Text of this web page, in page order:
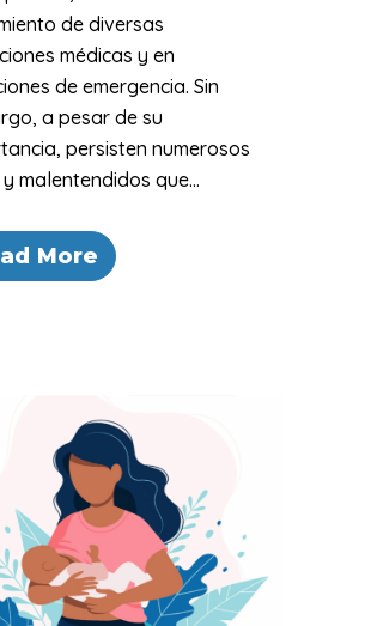
de diversas
médicas y en
de emergencia. Sin
a pesar de su
persisten numerosos
malentendidos que...
More